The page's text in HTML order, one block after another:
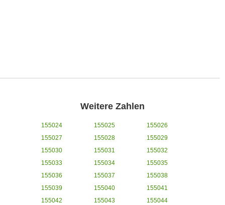
Weitere Zahlen
155024 155025
155026
155027
155028
155029
155030
155031
155032
155033
155034
155035
155036
155037
155038
155039
155040
155041
155042
155043
155044